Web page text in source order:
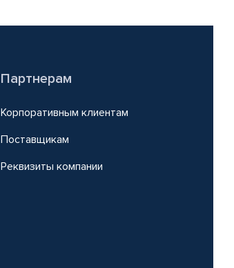
Партнерам
Корпоративным клиентам
Поставщикам
Реквизиты компании